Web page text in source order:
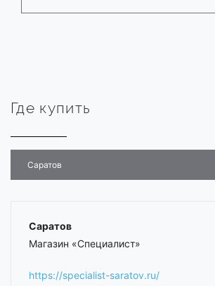
Где купить
Саратов
Саратов
Магазин «Специалист»
https://specialist-saratov.ru/